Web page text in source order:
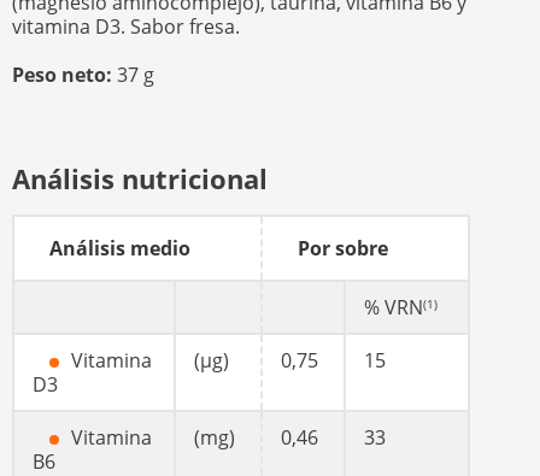
vitamina D3. Sabor fresa.
Peso neto: 37 g
Análisis nutricional
Análisis medio Por sobre
% VRN(1)
Vitamina
D3
(µg) 0,75 15
Vitamina
B6
(mg) 0,46 33